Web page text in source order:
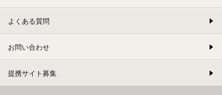
よくある質問
お問い合わせ
提携サイト募集